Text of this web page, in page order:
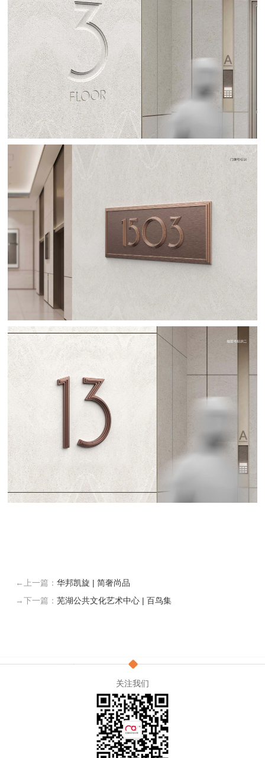
←上一篇：华邦凯旋 | 简奢尚品
→下一篇：芜湖公共文化艺术中心 | 百鸟集
关注我们